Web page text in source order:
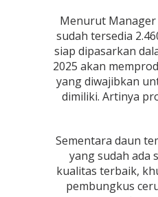
Menurut
sudah tersedia
siap dipasarkan
2025 akan
yang diwajibkan
dimiliki. Artinya
Sementara daun
yang sudah ada
kualitas terbaik,
pembungkus